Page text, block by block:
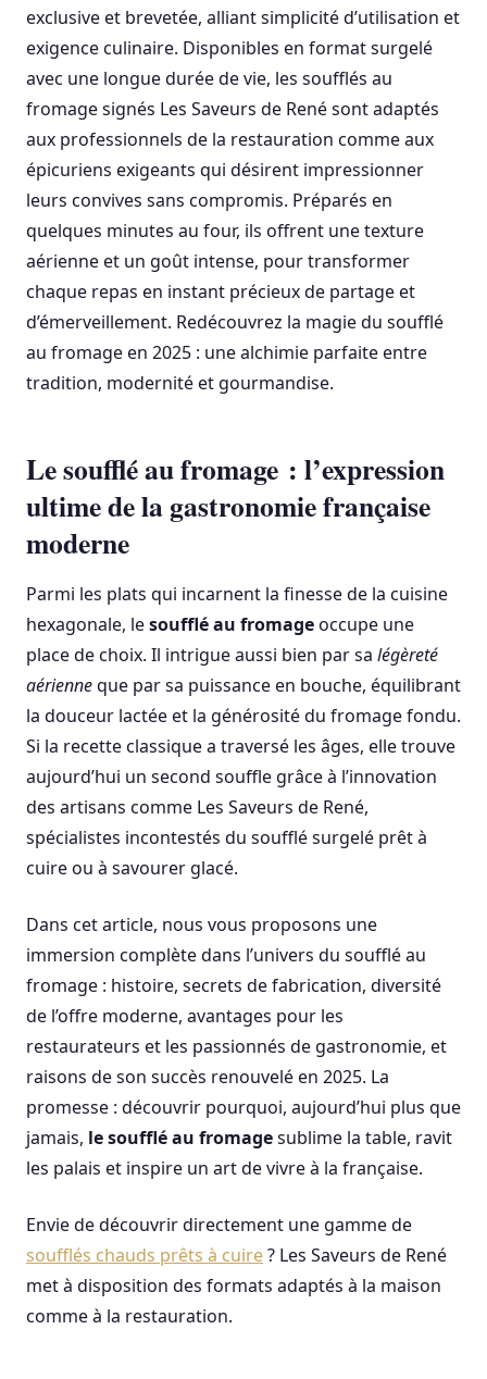
exclusive et brevetée, alliant simplicité d’utilisation et
exigence culinaire. Disponibles en format surgelé
avec une longue durée de vie, les soufflés au
fromage signés Les Saveurs de René sont adaptés
aux professionnels de la restauration comme aux
épicuriens exigeants qui désirent impressionner
leurs convives sans compromis. Préparés en
quelques minutes au four, ils offrent une texture
aérienne et un goût intense, pour transformer
chaque repas en instant précieux de partage et
d’émerveillement. Redécouvrez la magie du soufflé
au fromage en 2025 : une alchimie parfaite entre
tradition, modernité et gourmandise.
Le soufflé au fromage : l’expression
ultime de la gastronomie française
moderne
Parmi les plats qui incarnent la finesse de la cuisine
hexagonale, lesoufflé au fromageoccupe une
place de choix. Il intrigue aussi bien par sa légèreté
aérienneque par sa puissance en bouche, équilibrant
la douceur lactée et la générosité du fromage fondu.
Si la recette classique a traversé les âges, elle trouve
aujourd’hui un second souffle grâce à l’innovation
des artisans comme Les Saveurs de René,
spécialistes incontestés du soufflé surgelé prêt à
cuire ou à savourer glacé.
Dans cet article, nous vous proposons une
immersion complète dans l’univers du soufflé au
fromage : histoire, secrets de fabrication, diversité
de l’offre moderne, avantages pour les
restaurateurs et les passionnés de gastronomie, et
raisons de son succès renouvelé en 2025. La
promesse : découvrir pourquoi, aujourd’hui plus que
jamais, le soufflé au fromagesublime la table, ravit
les palais et inspire un art de vivre à la française.
Envie de découvrir directement une gamme de
soufflés chauds prêts à cuire? Les Saveurs de René
met à disposition des formats adaptés à la maison
comme à la restauration.